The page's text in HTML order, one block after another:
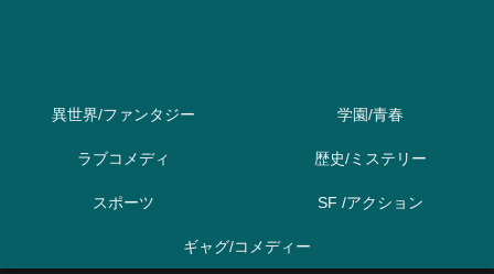
異世界/ファンタジー 学園/青春
ラブコメディ 歴史/ミステリー
スポーツ SF /アクション
ギャグ/コメディー